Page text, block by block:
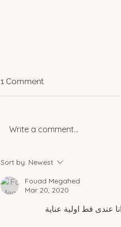
Spotlight: Women
Empowering Change in
Rural Egypt
1 Comment
Write a comment...
Sort by: Newest
Fouad Megahed
Mar 20, 2020
عندى قط اولية عناية